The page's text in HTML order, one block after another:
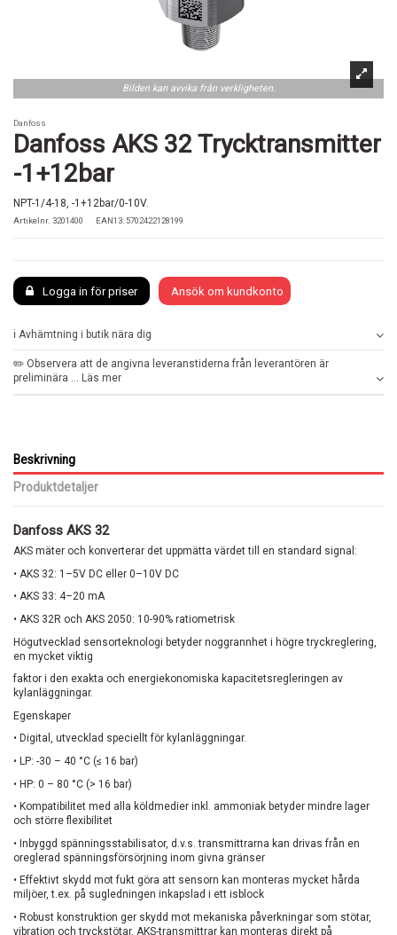
Bilden kan avvika från verkligheten.
Danfoss
Danfoss AKS 32 Trycktransmitter
-1+12bar
NPT-1/4-18, -1+12bar/0-10V.
Artikelnr. 3201400 EAN13: 5702422128199
Logga in för priser Ansök om kundkonto
ℹ️ Avhämtning i butik nära dig
✏️ Observera att de angivna leveranstiderna från leverantören är
preliminära ... Läs mer
Beskrivning
Produktdetaljer
Danfoss AKS 32
AKS mäter och konverterar det uppmätta värdet till en standard signal:
• AKS 32: 1–5V DC eller 0–10V DC
• AKS 33: 4–20 mA
• AKS 32R och AKS 2050: 10-90% ratiometrisk
Högutvecklad sensorteknologi betyder noggrannhet i högre tryckreglering,
en mycket viktig
faktor i den exakta och energiekonomiska kapacitetsregleringen av
kylanläggningar.
Egenskaper
• Digital, utvecklad speciellt för kylanläggningar.
• LP: -30 – 40 °C (≤ 16 bar)
• HP: 0 – 80 °C (> 16 bar)
• Kompatibilitet med alla köldmedier inkl. ammoniak betyder mindre lager
och större flexibilitet
• Inbyggd spänningsstabilisator, d.v.s. transmittrarna kan drivas från en
oreglerad spänningsförsörjning inom givna gränser
• Effektivt skydd mot fukt göra att sensorn kan monteras mycket hårda
miljöer, t.ex. på sugledningen inkapslad i ett isblock
• Robust konstruktion ger skydd mot mekaniska påverkningar som stötar,
vibration och tryckstötar. AKS-transmittrar kan monteras direkt på